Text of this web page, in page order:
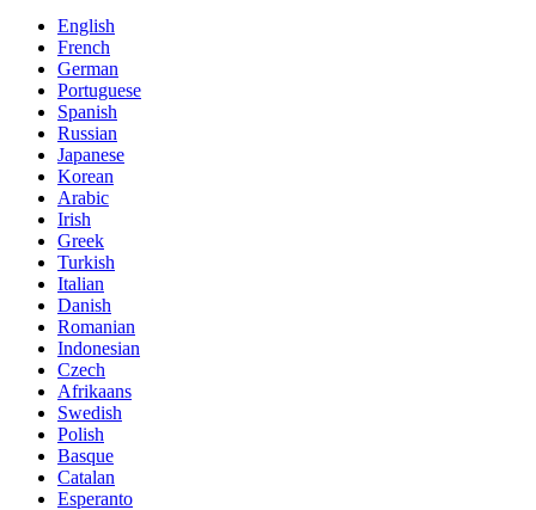
English
French
German
Portuguese
Spanish
Russian
Japanese
Korean
Arabic
Irish
Greek
Turkish
Italian
Danish
Romanian
Indonesian
Czech
Afrikaans
Swedish
Polish
Basque
Catalan
Esperanto